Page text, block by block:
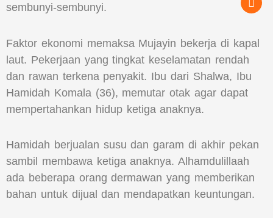
sembunyi-sembunyi.
Faktor ekonomi memaksa Mujayin bekerja di kapal
laut. Pekerjaan yang tingkat keselamatan rendah
dan rawan terkena penyakit. Ibu dari Shalwa, Ibu
Hamidah Komala (36), memutar otak agar dapat
mempertahankan hidup ketiga anaknya.
Hamidah berjualan susu dan garam di akhir pekan
sambil membawa ketiga anaknya. Alhamdulillaah
ada beberapa orang dermawan yang memberikan
bahan untuk dijual dan mendapatkan keuntungan.